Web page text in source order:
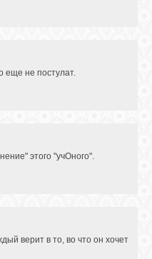
еще не постулат.
этого "учОного".
верит в то, во что он хочет